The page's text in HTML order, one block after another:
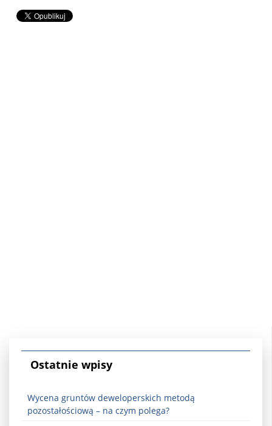
Ostatnie wpisy
Wycena gruntów deweloperskich metodą
pozostałościową – na czym polega?